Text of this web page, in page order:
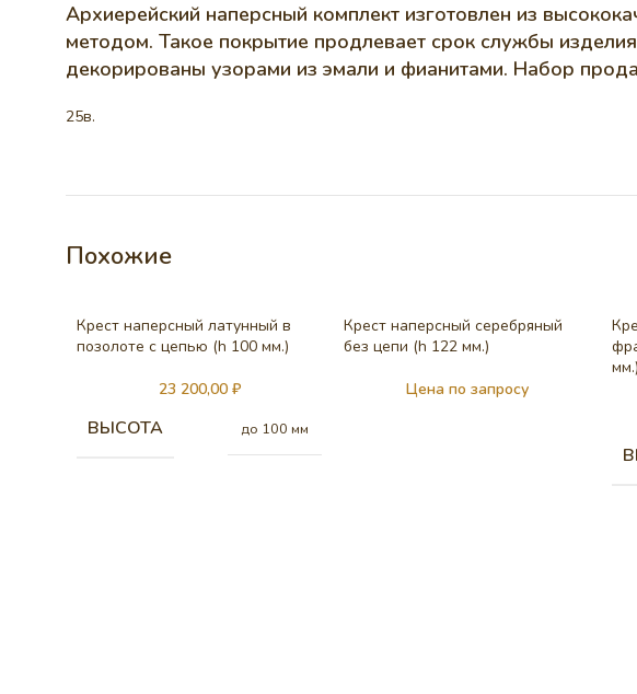
Архиерейский наперсный комплект изготовлен из
методом. Такое покрытие продлевает срок службы
декорированы узорами из эмали и фианитами. Набор
25в.
Похожие
Крест наперсный латунный в
позолоте с цепью (h 100 мм.)
23 200,00 ₽
ВЫСОТА до 100 мм
Крест наперсный серебряный
без цепи (h 122 мм.)
Цена по запросу
мм.)